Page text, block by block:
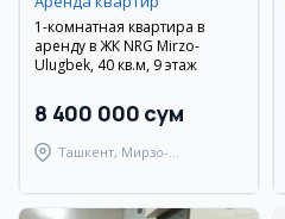
1-комнатная квартира в
аренду в ЖК NRG Mirzo-
Ulugbek, 40 кв.м, 9 этаж
8 400 000 сум
Ташкент, Мирзо-